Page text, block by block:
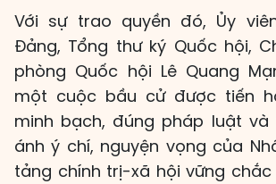
Với sự trao quyền đó, Ủy
Đảng, Tổng thư ký Quốc hội,
phòng Quốc hội Lê Quang
một cuộc bầu cử được tiến
minh bạch, đúng pháp luật và
ánh ý chí, nguyện vọng của
tảng chính trị-xã hội vững chắc